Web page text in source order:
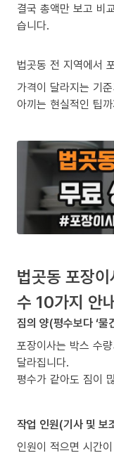
결국 총액만 보고 비
습니다.
법곳동 전 지역에서
가격이 달라지는 기
아끼는 현실적인 팁
법곳동 포장
수 10가지 안
짐의 양(평수보다 ‘물
포장이사는 박스 수
달라집니다.
평수가 같아도 짐이
작업 인원(기사 및 보
인원이 적으면 시간